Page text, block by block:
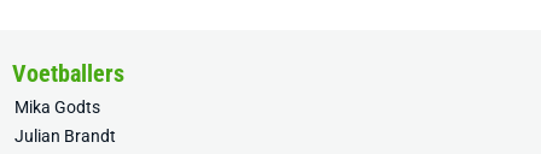
Voetballers
Mika Godts
Julian Brandt